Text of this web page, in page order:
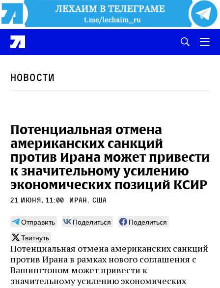
Новости
Потенциальная отмена
американских санкций
против Ирана может привести
к значительному усилению
экономических позиций КСИР
21 июня, 11:00 Иран, сша
Отправить Поделиться
Поделиться
Твитнуть
Потенциальная отмена американских санкций
против Ирана в рамках нового соглашения с
Вашингтоном может привести к
значительному усилению экономических